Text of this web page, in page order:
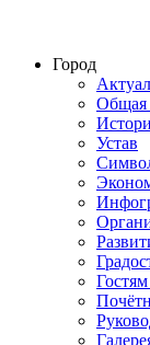
Город
Общая
Устав